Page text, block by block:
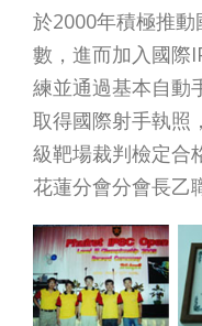
於2000年積極推動
數，進而加入國際
練並通過基本自動
取得國際射手執照
級靶場裁判檢定合
花蓮分會分會長乙